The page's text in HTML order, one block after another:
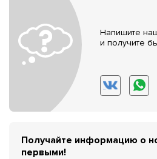
Напишите
и получите
Получайте информацию о
первыми!